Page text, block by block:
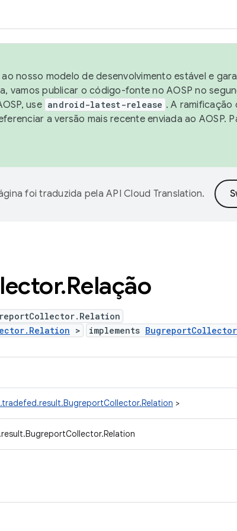
nosso modelo de desenvolvimento estável e
vamos publicar o código-fonte no AOSP no
use android-latest-release . A ramificação
a versão mais recente enviada ao AOSP.
foi traduzida pela API Cloud Translation.
.Relação
> implements
>